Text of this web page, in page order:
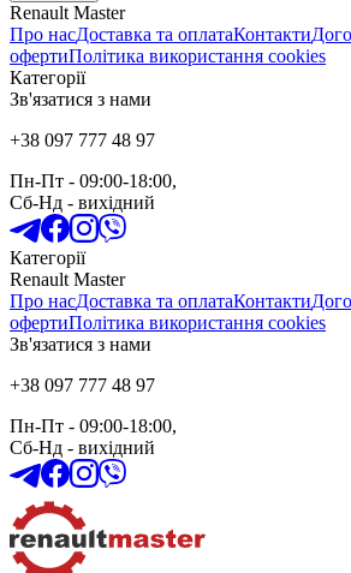
Renault Master
Про насДоставка та оплатаКонтакти
офертиПолітика використання cookies
Категорії
Зв'язатися з нами
+38 097 777 48 97
Пн-Пт - 09:00-18:00,
Сб-Нд - вихідний
Категорії
Renault Master
Про насДоставка та оплатаКонтакти
офертиПолітика використання cookies
Зв'язатися з нами
+38 097 777 48 97
Пн-Пт - 09:00-18:00,
Сб-Нд - вихідний